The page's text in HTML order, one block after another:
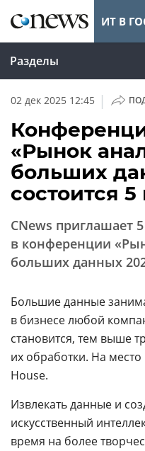
ИТ В
Разделы
02 дек 2025 12:45 |
«Рынок
больших
состоится 5
CNews приглашает
в конференции
больших данных
Большие данные
в бизнесе любой
становится, тем выше
их обработки. На
House.
Извлекать данные и
искусственный
время на более